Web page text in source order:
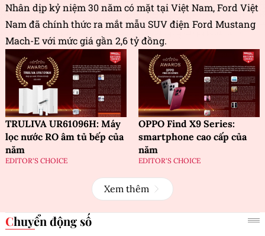
Nhân dịp kỷ niệm 30 năm có mặt tại Việt Nam, Ford Việt
Nam đã chính thức ra mắt mẫu SUV điện Ford Mustang
Mach-E với mức giá gần 2,6 tỷ đồng.
TRULIVA UR61096H: Máy
lọc nước RO âm tủ bếp của
năm
EDITOR'S CHOICE
OPPO Find X9 Series:
smartphone cao cấp của
năm
EDITOR'S CHOICE
Xem thêm
Chuyển động số